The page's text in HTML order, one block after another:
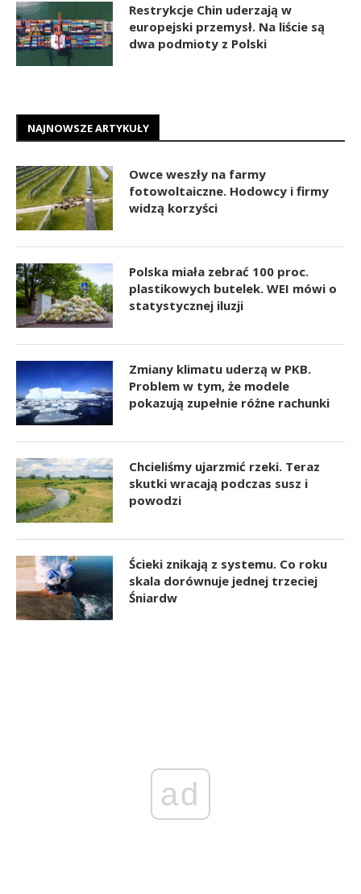
Restrykcje Chin uderzają w
europejski przemysł. Na liście są
dwa podmioty z Polski
NAJNOWSZE ARTYKUŁY
Owce weszły na farmy
fotowoltaiczne. Hodowcy i firmy
widzą korzyści
Polska miała zebrać 100 proc.
plastikowych butelek. WEI mówi o
statystycznej iluzji
Zmiany klimatu uderzą w PKB.
Problem w tym, że modele
pokazują zupełnie różne rachunki
Chcieliśmy ujarzmić rzeki. Teraz
skutki wracają podczas susz i
powodzi
Ścieki znikają z systemu. Co roku
skala dorównuje jednej trzeciej
Śniardw
ad